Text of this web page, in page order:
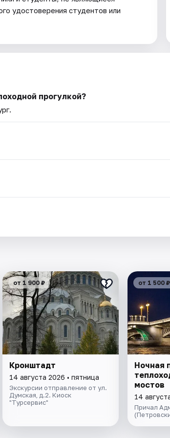
удостоверения студентов или
прогулкой?
от 1 900 ₽
Кронштадт
14 августа 2026 • пятница
Экскурсии отправление от ул.
Думская, д.2. Киоск
"Турсервис"
от 1 500 ₽
Ночная
мостов
14
Причал